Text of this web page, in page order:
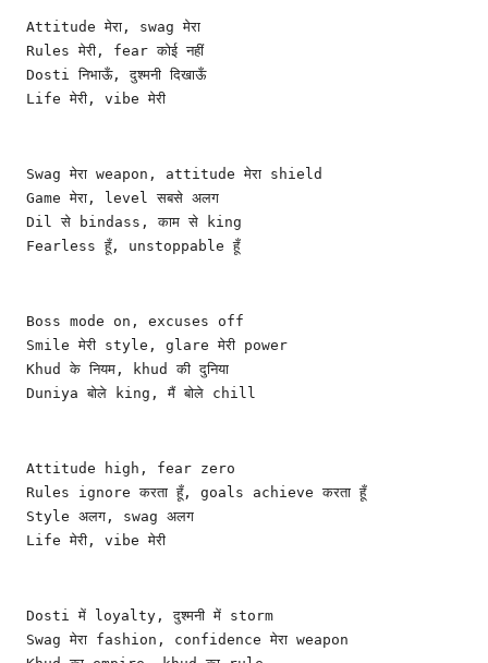
Attitude मेरा, swag मेरा
Rules मेरी, fear कोई नहीं
Dosti निभाऊँ, दुश्मनी दिखाऊँ
Life मेरी, vibe मेरी
Swag मेरा weapon, attitude मेरा shield
Game मेरा, level सबसे अलग
Dil से bindass, काम से king
Fearless हूँ, unstoppable हूँ
Boss mode on, excuses off
Smile मेरी style, glare मेरी power
Khud के नियम, khud की दुनिया
Duniya बोले king, मैं बोले chill
Attitude high, fear zero
Rules ignore करता हूँ, goals achieve करता हूँ
Style अलग, swag अलग
Life मेरी, vibe मेरी
Dosti में loyalty, दुश्मनी में storm
Swag मेरा fashion, confidence मेरा weapon